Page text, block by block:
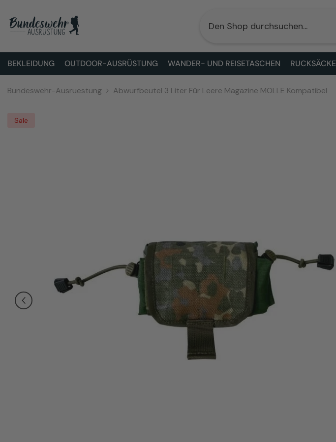
BEKLEIDUNG OUTDOOR-AUSRÜSTUNG WANDER- UND REISETASCHEN RUCKSÄCKE
Bundeswehr-Ausruestung Abwurfbeutel 3 Liter Für Leere Magazine MOLLE Kompatibel
Sale